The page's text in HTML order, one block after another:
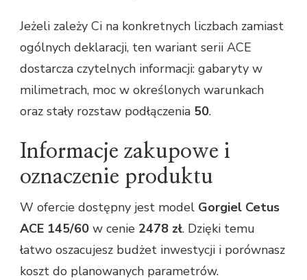
Jeżeli zależy Ci na konkretnych liczbach zamiast
ogólnych deklaracji, ten wariant serii ACE
dostarcza czytelnych informacji: gabaryty w
milimetrach, moc w określonych warunkach
oraz stały rozstaw podłączenia 50.
Informacje zakupowe i
oznaczenie produktu
W ofercie dostępny jest model Gorgiel Cetus
ACE 145/60 w cenie 2478 zł. Dzięki temu
łatwo oszacujesz budżet inwestycji i porównasz
koszt do planowanych parametrów.